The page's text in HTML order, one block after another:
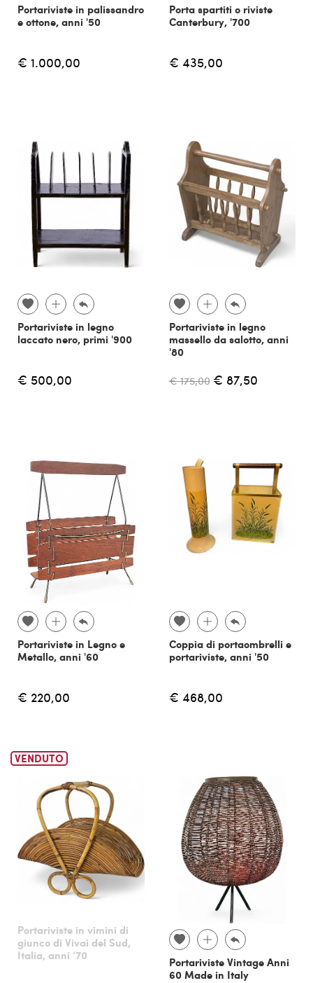
Portariviste in palissandro
e ottone, anni '50
€ 1.000,00
Porta spartiti o riviste
Canterbury, '700
€ 435,00
Portariviste in legno
laccato nero, primi '900
€ 500,00
Portariviste in legno
massello da salotto, anni
'80
€ 175,00 € 87,50
Portariviste in Legno e
Metallo, anni '60
€ 220,00
Coppia di portaombrelli e
portariviste, anni '50
€ 468,00
VENDUTO
Portariviste in vimini di
giunco di Vivai del Sud,
Italia, anni ‘70
Portariviste Vintage Anni
60 Made in Italy